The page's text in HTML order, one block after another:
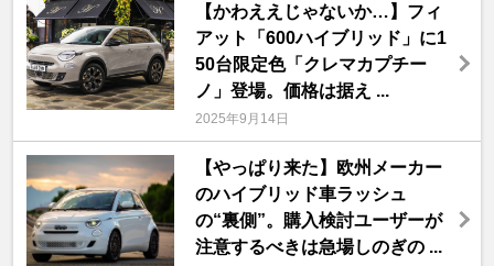
【かわええじゃないか…】フィ
アット「600ハイブリッド」に1
50台限定色「クレマカプチー
ノ」登場。価格は据え ...
2025年9月14日
【やっぱり来た】欧州メーカー
のハイブリッド車ラッシュ
の“裏側”。購入検討ユーザーが
注意するべきは急場しのぎの ...